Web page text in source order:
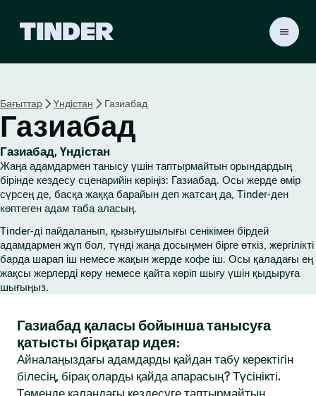
r
H
o
e
Бағыттар Үндістан Газиабад
Газиабад
Газиабад, Үндістан
Жаңа адамдармен танысу үшін таптырмайтын орындардың
бірінде кездесу сценарийін көріңіз: Газиабад. Осы жерде өмір
сүрсең де, басқа жаққа барайын деп жатсаң да, Tinder-ден
көптеген адам таба аласың.
Tinder-ді пайдаланып, қызығушылығы сенікімен бірдей
адамдармен жұп бол, түнді жаңа досыңмен бірге өткіз, жергілікті
барда шарап іш немесе жақын жерде кофе іш. Осы қаладағы ең
жақсы жерлерді көру немесе қайта көріп шығу үшін қыдыруға
шығыңыз.
Газиабад қаласы бойынша танысуға
қатысты бірқатар идея:
Айналаңыздағы адамдарды қайдан табу керектігін
білесің, бірақ оларды қайда апарасың? Түсінікті.
Төменде қалаңдағы кездесуге таптырмайтын